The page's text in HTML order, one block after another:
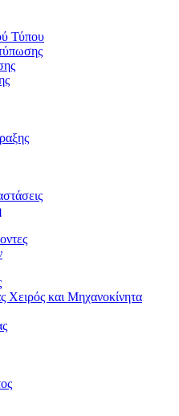
Τύπου
Χειρός και Μηχανοκίνητα